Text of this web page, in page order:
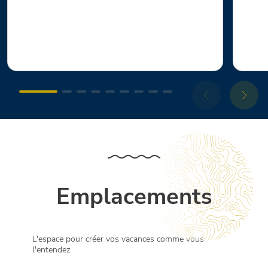
Emplacements
L'espace pour créer vos vacances comme vous
l'entendez